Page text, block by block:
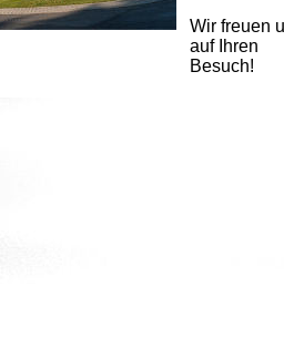
Wir freuen
auf Ihren
Besuch!